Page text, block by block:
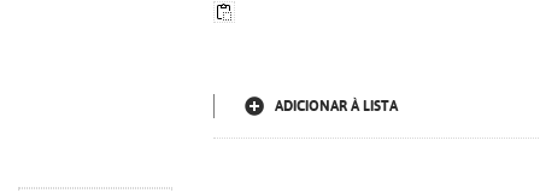
ADICIONAR À LISTA